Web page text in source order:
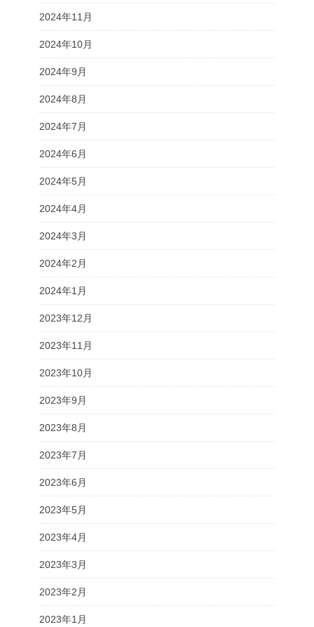
2024年11月
2024年10月
2024年9月
2024年8月
2024年7月
2024年6月
2024年5月
2024年4月
2024年3月
2024年2月
2024年1月
2023年12月
2023年11月
2023年10月
2023年9月
2023年8月
2023年7月
2023年6月
2023年5月
2023年4月
2023年3月
2023年2月
2023年1月